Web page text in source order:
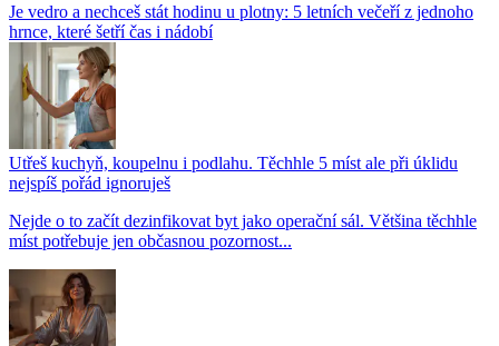
Je vedro a nechceš stát hodinu u plotny: 5 letních večeří z jednoho
hrnce, které šetří čas i nádobí
Utřeš kuchyň, koupelnu i podlahu. Těchhle 5 míst ale při úklidu
nejspíš pořád ignoruješ
Nejde o to začít dezinfikovat byt jako operační sál. Většina těchhle
míst potřebuje jen občasnou pozornost...